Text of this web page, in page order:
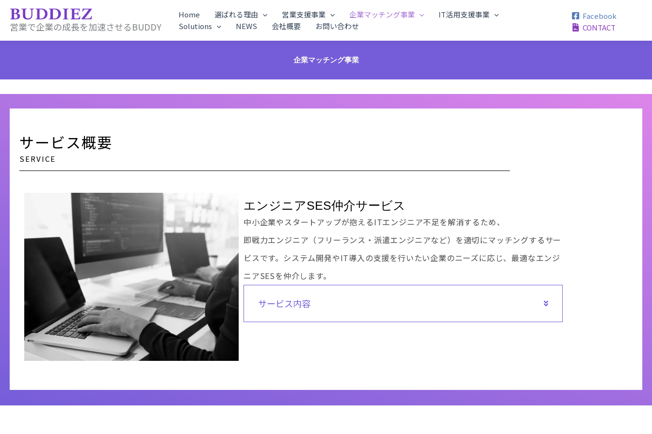
ス
営業で企業の成長を加速させるBUDDY
Home 選ばれる理由 営業支援事業 企業マッチング事業
IT活用支援事業
Solutions
NEWS 会社概要 お問い合わせ
Facebook
CONTACT
企業マッチング事業
サービス概要
SERVICE
エンジニアSES仲介サービス
中小企業やスタートアップが抱えるITエンジニア不足を解消するため、
即戦力エンジニア（フリーランス・派遣エンジニアなど）を適切にマッチングするサー
ビスです。システム開発やIT導入の支援を行いたい企業のニーズに応じ、最適なエンジ
ニアSESを仲介します。
サービス内容